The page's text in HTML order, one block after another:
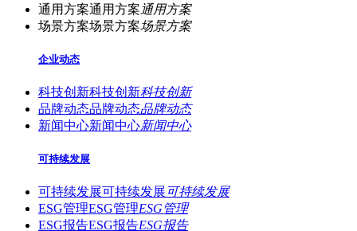
通用方案通用方案通用方案
场景方案场景方案场景方案
企业动态
科技创新科技创新科技创新
品牌动态品牌动态品牌动态
新闻中心新闻中心新闻中心
可持续发展
可持续发展可持续发展 可持续发展
ESG管理ESG管理ESG管理
ESG报告ESG报告ESG报告